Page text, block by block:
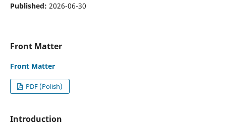
Published: 2026-06-30
Front Matter
Front Matter
PDF (Polish)
Introduction